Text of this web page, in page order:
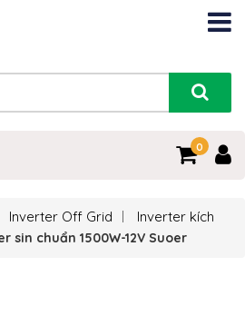
0
Inverter Off Grid
Inverter kích
sin chuẩn 1500W-12V Suoer